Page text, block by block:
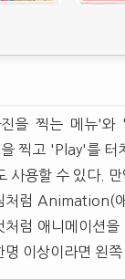
을 찍는 메뉴'
찍고 'Play'를 터
사용할 수 있다.
처럼 Animation(
럼 애니메이션
이상이라면 왼